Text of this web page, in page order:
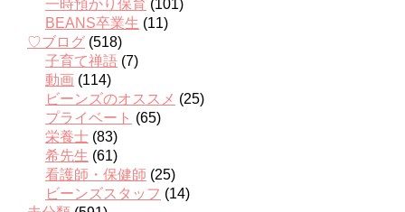
一時預かり保育 (101)
BEANS卒業生 (11)
♡ブログ (518)
子育て禅語 (7)
動画 (114)
ビーンズのオススメ (25)
プライベート (65)
栄養士 (83)
希先生 (61)
看護師・保健師 (25)
ビーンズスタッフ (14)